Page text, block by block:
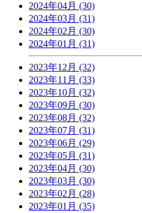
2024年04月 (30)
2024年03月 (31)
2024年02月 (30)
2024年01月 (31)
2023年12月 (32)
2023年11月 (33)
2023年10月 (32)
2023年09月 (30)
2023年08月 (32)
2023年07月 (31)
2023年06月 (29)
2023年05月 (31)
2023年04月 (30)
2023年03月 (30)
2023年02月 (28)
2023年01月 (35)